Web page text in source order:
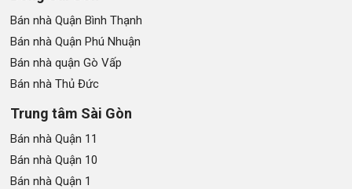
Bán nhà Quận Bình Thạnh
Bán nhà Quận Phú Nhuận
Bán nhà quận Gò Vấp
Bán nhà Thủ Đức
Trung tâm Sài Gòn
Bán nhà Quận 11
Bán nhà Quận 10
Bán nhà Quận 1